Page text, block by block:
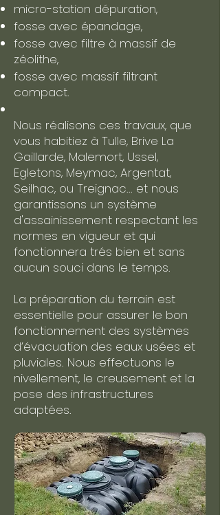
micro-station dépuration,
fosse avec épandage,
fosse avec filtre à massif de
zéolithe,
fosse avec massif filtrant
compact.
Nous réalisons ces travaux, que
vous habitiez à Tulle, Brive La
Gaillarde, Malemort, Ussel,
Egletons, Meymac, Argentat,
Seilhac, ou Treignac... et nous
garantissons un système
d'assainissement respectant les
normes en vigueur et qui
fonctionnera trés bien et sans
aucun souci dans le temps.
La préparation du terrain est
essentielle pour assurer le bon
fonctionnement des systèmes
d’évacuation des eaux usées et
pluviales. Nous effectuons le
nivellement, le creusement et la
pose des infrastructures
adaptées.